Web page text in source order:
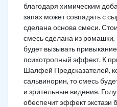
благодаря химическим
запах может совпадать с
сделана основа смеси.
смесь сделана из
будет вызывать
психотропный эффект. К
Шалфей Предсказателей,
сальвинорин, то смесь
и зрительные видения.
обеспечит эффект